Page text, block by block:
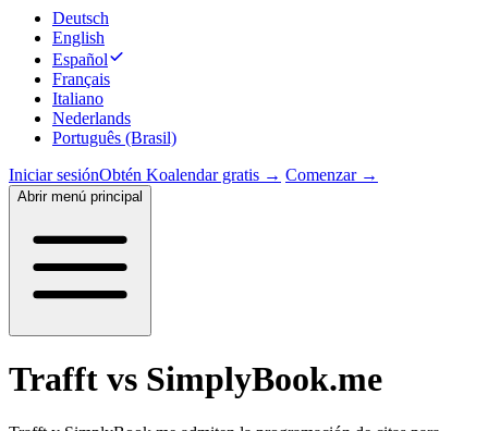
Deutsch
English
Español
Français
Italiano
Nederlands
Português (Brasil)
Iniciar sesiónObtén Koalendar gratis → Comenzar →
Abrir menú principal
Trafft vs SimplyBook.me